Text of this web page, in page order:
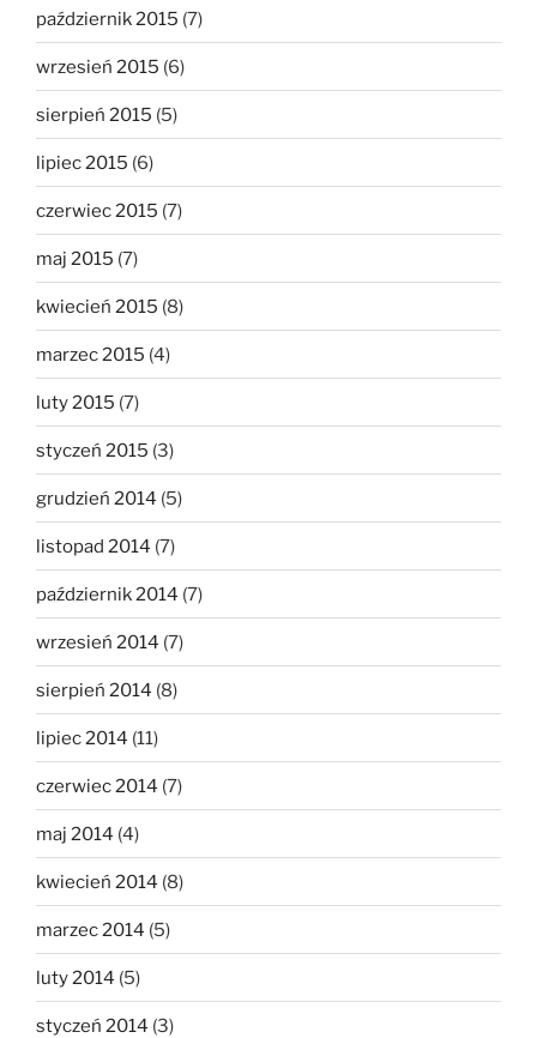
październik 2015 (7)
wrzesień 2015 (6)
sierpień 2015 (5)
lipiec 2015 (6)
czerwiec 2015 (7)
maj 2015 (7)
kwiecień 2015 (8)
marzec 2015 (4)
luty 2015 (7)
styczeń 2015 (3)
grudzień 2014 (5)
listopad 2014 (7)
październik 2014 (7)
wrzesień 2014 (7)
sierpień 2014 (8)
lipiec 2014 (11)
czerwiec 2014 (7)
maj 2014 (4)
kwiecień 2014 (8)
marzec 2014 (5)
luty 2014 (5)
styczeń 2014 (3)